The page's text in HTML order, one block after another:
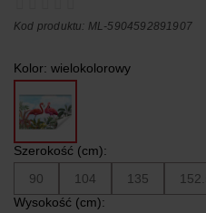
Kod produktu: ML-5904592891907
Kolor: wielokolorowy
Szerokość (cm):
90
104 135
Wysokość (cm):